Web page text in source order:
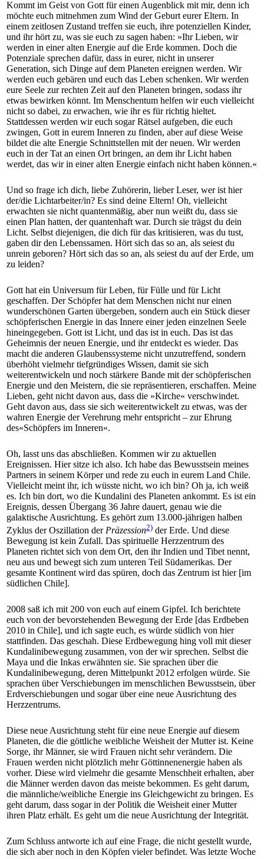
Kommt im Geist von Gott für einen Augenblick mit mir, denn ich
möchte euch mitnehmen zum Wind der Geburt eurer Eltern. In
einem zeitlosen Zustand treffen sie euch, ihre potenziellen Kinder,
und ihr hört zu, was sie euch zu sagen haben: »Ihr Lieben, wir
werden in einer alten Energie auf die Erde kommen. Doch die
Potenziale sprechen dafür, dass in eurer, nicht in unserer
Generation, sich Dinge auf dem Planeten ereignen werden. Wir
werden euch gebären und euch das Leben schenken. Wir werden
eure Seele zur rechten Zeit auf den Planeten bringen, sodass ihr
etwas bewirken könnt. Im Menschentum helfen wir euch vielleicht
nicht so dabei, zu erwachen, wie ihr es für richtig hieltet.
Stattdessen werden wir euch sogar Rätsel aufgeben, die euch
zwingen, Gott in eurem Inneren zu finden, aber auf diese Weise
bildet die alte Energie Schnittstellen mit der neuen. Wir werden
euch in der Tat an einen Ort bringen, an dem ihr Licht haben
werdet, das wir in einer alten Energie einfach nicht haben können.«
Und so frage ich dich, liebe Zuhörerin, lieber Leser, wer ist hier
der/die Lichtarbeiter/in? Es sind deine Eltern! Oh, vielleicht
erwachten sie nicht quantenmäßig, aber nun weißt du, dass sie
einen Plan hatten, der quantenhaft war. Durch sie trägst du dein
Licht. Selbst diejenigen, die dich für das kritisieren, was du tust,
gaben dir den Lebenssamen. Hört sich das so an, als seiest du
unrein geboren? Hört sich das so an, als seiest du auf der Erde, um
zu leiden?
Gott hat ein Universum für Leben, für Fülle und für Licht
geschaffen. Der Schöpfer hat dem Menschen nicht nur einen
wunderschönen Garten übergeben, sondern auch ein Stück dieser
schöpferischen Energie in das Innere einer jeden einzelnen Seele
hineingegeben. Gott ist Licht, und das ist in euch. Das ist das
Geheimnis der neuen Energie, und ihr entdeckt es wieder. Das
macht die anderen Glaubenssysteme nicht unzutreffend, sondern
überhöht vielmehr tiefgründiges Wissen, damit sie sich
weiterentwickeln und noch stärkere Bande mit der schöpferischen
Energie und den Meistern, die sie repräsentieren, erschaffen. Meine
Lieben, geht nicht davon aus, dass die »Kirche« verschwindet.
Geht davon aus, dass sie sich weiterentwickelt zu etwas, was der
wahren Energie der Verehrung mehr entspricht – zur Ehrung
des«Schöpfers im Inneren«.
Oh, lasst uns das abschließen. Kommen wir zu aktuellen
Ereignissen. Hier sitze ich also. Ich habe das Bewusstsein meines
Partners in seinem Körper und rede zu euch in ­eurem Land Chile.
Vielleicht meint ihr, ich wüsste nicht, wo ich bin? Oh ja, ich weiß
es. Ich bin dort, wo die Kundalini des Planeten ankommt. Es ist ein
Ereignis, dessen Übergang 36 Jahre dauert, genau wie die
galaktische Ausrichtung. Es gehört zum 13.000-jährigen halben
Zyklus der Oszillation der Präzession2) der Erde. Und diese
Bewegung ist kein Zufall. Das spirituelle Herzzentrum des
Planeten richtet sich von dem Ort, den ihr Indien und Tibet nennt,
neu aus und bewegt sich zum unteren Teil Südamerikas. Der
gesamte Kontinent wird das spüren, doch das Zentrum ist hier [im
südlichen Chile].
2008 saß ich mit 200 von euch auf einem Gipfel. Ich berichtete
euch von der bevorstehenden Bewegung der Erde [das Erdbeben
2010 in Chile], und ich sagte euch, es würde südlich von hier
stattfinden. Das geschah. Diese Erdbewegung hing voll mit dieser
Kundalinibewegung zusammen, von der wir sprechen. Selbst die
Maya und die Inkas erwähnten sie. Sie sprachen über die
Kundalinibewegung, deren Mittelpunkt 2012 erfolgen würde. Sie
sprachen über Verschiebungen im menschlichen Bewusstsein, über
Erdverschiebungen und sogar über eine neue Ausrichtung des
Herzzentrums.
Diese neue Ausrichtung steht für eine neue Energie auf diesem
Planeten, die die göttliche weibliche Weisheit der Mutter ist. Keine
Sorge, ihr Männer, sie wird Frauen nicht sehr verändern. Die
Frauen werden nicht plötzlich mehr Göttinnenenergie haben als
vorher. Diese wird vielmehr die gesamte Menschheit erhalten, aber
die Männer werden davon das meiste bekommen. Es geht darum,
die männliche/weibliche Energie ins Gleichgewicht zu bringen. Es
geht darum, dass sogar in der Politik die Weisheit einer Mutter
ihren Platz erhält. Es geht um die neue Ausrichtung der Integrität.
Zum Schluss antworte ich auf eine Frage, die nicht gestellt wurde,
die sich aber noch in den Köpfen vieler befindet. Was letzte Woche